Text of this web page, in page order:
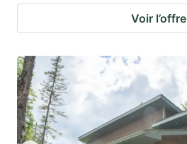
Voir l’offre